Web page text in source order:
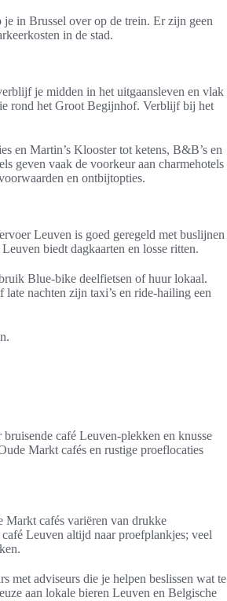
in Brussel over op de trein. Er zijn geen
in de stad.
je midden in het uitgaansleven en vlak
rond het Groot Begijnhof. Verblijf bij het
en Martin’s Klooster tot ketens, B&B’s en
geven vaak de voorkeur aan charmehotels
en ontbijtopties.
Leuven is goed geregeld met buslijnen
biedt dagkaarten en losse ritten.
Blue-bike deelfietsen of huur lokaal.
nachten zijn taxi’s en ride-hailing een
café Leuven-plekken en knusse
Markt cafés en rustige proeflocaties
Markt cafés variëren van drukke
Leuven altijd naar proefplankjes; veel
met adviseurs die je helpen beslissen wat te
aan lokale bieren Leuven en Belgische